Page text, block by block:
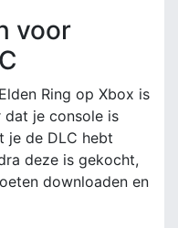
voor
Ring op Xbox is
je console is
je de DLC hebt
deze is gekocht,
downloaden en